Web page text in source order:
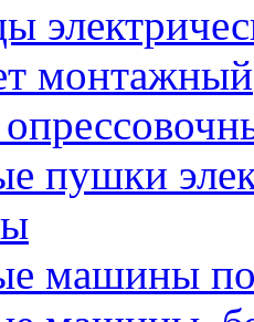
монтажный
пушки
машины